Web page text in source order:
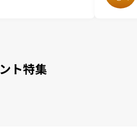
ト特集